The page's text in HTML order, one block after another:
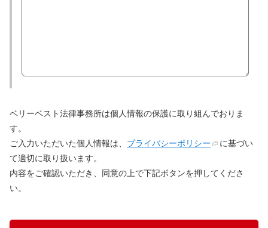
ベリーベスト法律事務所は個人情報の保護に取り組んでおりま
す。
ご入力いただいた個人情報は、 プライバシーポリシー
に基づい
て適切に取り扱います。
内容をご確認いただき、同意の上で下記ボタンを押してくださ
い。